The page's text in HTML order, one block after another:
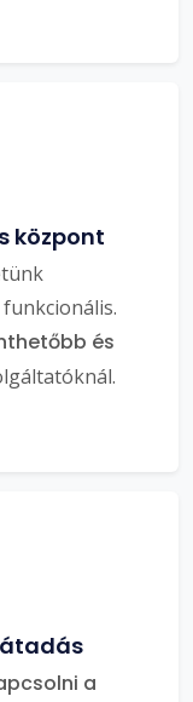
központ
és
átadás
a